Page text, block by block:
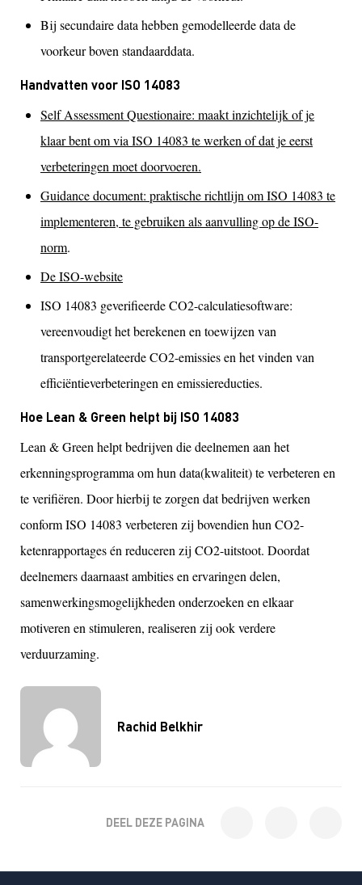
Rachid Belkhir
Bij secundaire data hebben gemodelleerde data de
voorkeur boven standaarddata.
Handvatten voor ISO 14083
Self Assessment Questionaire: maakt inzichtelijk of je
klaar bent om via ISO 14083 te werken of dat je eerst
verbeteringen moet doorvoeren.
Guidance document: praktische richtlijn om ISO 14083 te
implementeren, te gebruiken als aanvulling op de ISO-
norm.
De ISO-website
ISO 14083 geverifieerde CO2-calculatiesoftware:
vereenvoudigt het berekenen en toewijzen van
transportgerelateerde CO2-emissies en het vinden van
efficiëntieverbeteringen en emissiereducties.
Hoe Lean & Green helpt bij ISO 14083
Lean & Green helpt bedrijven die deelnemen aan het
erkenningsprogramma om hun data(kwaliteit) te verbeteren en
te verifiëren. Door hierbij te zorgen dat bedrijven werken
conform ISO 14083 verbeteren zij bovendien hun CO2-
ketenrapportages én reduceren zij CO2-uitstoot. Doordat
deelnemers daarnaast ambities en ervaringen delen,
samenwerkingsmogelijkheden onderzoeken en elkaar
motiveren en stimuleren, realiseren zij ook verdere
verduurzaming.
DEEL DEZE PAGINA